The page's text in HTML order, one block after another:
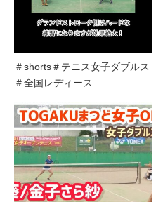
＃shorts＃テニス女子ダブルス
＃全国レディース